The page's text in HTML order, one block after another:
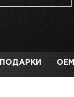
ПОДАРКИ OEM